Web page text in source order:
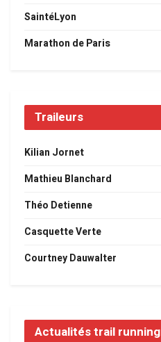
SaintéLyon
Marathon de Paris
Traileurs
Kilian Jornet
Mathieu Blanchard
Théo Detienne
Casquette Verte
Courtney Dauwalter
Actualités trail running